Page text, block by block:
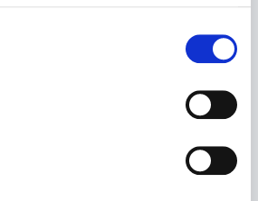
underholdende eksempler, der
hvordan vi kan skabe et mere
foredrag til målgruppen –
medarbejdere, studerende